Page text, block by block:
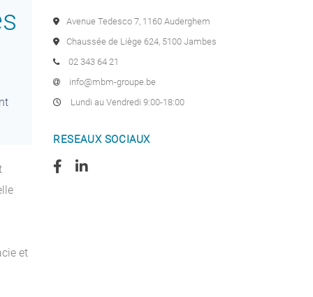
et
Avenue Tedesco 7, 1160 Auderghem
Chaussée de Liège 624, 5100 Jambes
02 343 64 21
info@mbm-groupe.be
Lundi au Vendredi 9:00-18:00
RESEAUX SOCIAUX